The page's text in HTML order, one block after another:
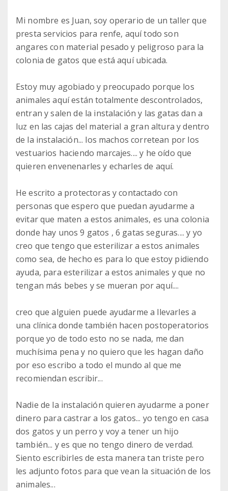
Mi nombre es Juan, soy operario de un taller que
presta servicios para renfe, aquí todo son
angares con material pesado y peligroso para la
colonia de gatos que está aquí ubicada.
Estoy muy agobiado y preocupado porque los
animales aquí están totalmente descontrolados,
entran y salen de la instalación y las gatas dan a
luz en las cajas del material a gran altura y dentro
de la instalación... los machos corretean por los
vestuarios haciendo marcajes.... y he oído que
quieren envenenarles y echarles de aquí.
He escrito a protectoras y contactado con
personas que espero que puedan ayudarme a
evitar que maten a estos animales, es una colonia
donde hay unos 9 gatos , 6 gatas seguras.... y yo
creo que tengo que esterilizar a estos animales
como sea, de hecho es para lo que estoy pidiendo
ayuda, para esterilizar a estos animales y que no
tengan más bebes y se mueran por aquí....
creo que alguien puede ayudarme a llevarles a
una clínica donde también hacen postoperatorios
porque yo de todo esto no se nada, me dan
muchísima pena y no quiero que les hagan daño
por eso escribo a todo el mundo al que me
recomiendan escribir...
Nadie de la instalación quieren ayudarme a poner
dinero para castrar a los gatos... yo tengo en casa
dos gatos y un perro y voy a tener un hijo
también... y es que no tengo dinero de verdad.
Siento escribirles de esta manera tan triste pero
les adjunto fotos para que vean la situación de los
animales...